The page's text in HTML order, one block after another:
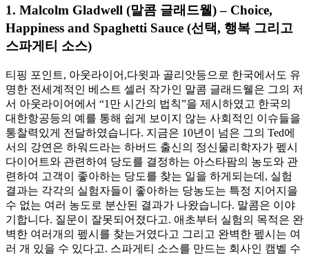
1. Malcolm Gladwell (말콤 글래드웰) – Choice,
Happiness and Spaghetti Sauce (선택, 행복 그리고
스파게티 소스)
티핑 포인트, 아웃라이어,다윗과 골리앗등으로 한국에서도 유
명한 전세계적인 베스트 셀러 작가인 말콤 글래드웰은 그의 저
서 아웃라이어에서 “1만 시간의 법칙”을 제시하였고 한국의
대한항공등의 예를 통해 쉽게 보이지 않는 사회적인 이슈들을
통찰력있게 전달하였습니다. 지금은 10년이 넘은 그의 Ted에
서의 강연은 하워드라는 하버드 출신의 정신물리학자가 펲시
다이어트와 관련하여 당도를 결정하는 아스타팜의 농도와 관
련하여 고객이 좋아하는 당도를 찾는 일을 하게되는데, 실험
결과는 각각의 실험자들이 좋아하는 당농도는 특정 지어지을
수 없는 여러 농도로 분산된 결과가 나왔습니다. 말콤은 이야
기합니다. 질문이 잘못되어졌다고. 애초부터 실험의 목적은 완
벽한 여러개의 펲시를 찾는거였다고 그리고 완벽한 펲시는 여
러 개 있을 수 있다고. 스파게티 소스를 만드는 회사인 캠벨 수